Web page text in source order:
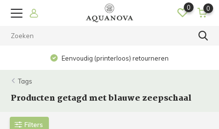
0 0
Eenvoudig (printerloos) retourneren
Tags
Producten getagd met blauwe zeepschaal
Filters